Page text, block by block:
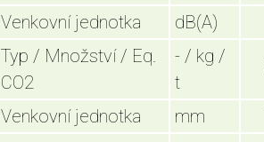
Venkovní jednotka dB(A)
Typ / Množství / Eq.
CO2
- / kg /
t
Venkovní jednotka mm